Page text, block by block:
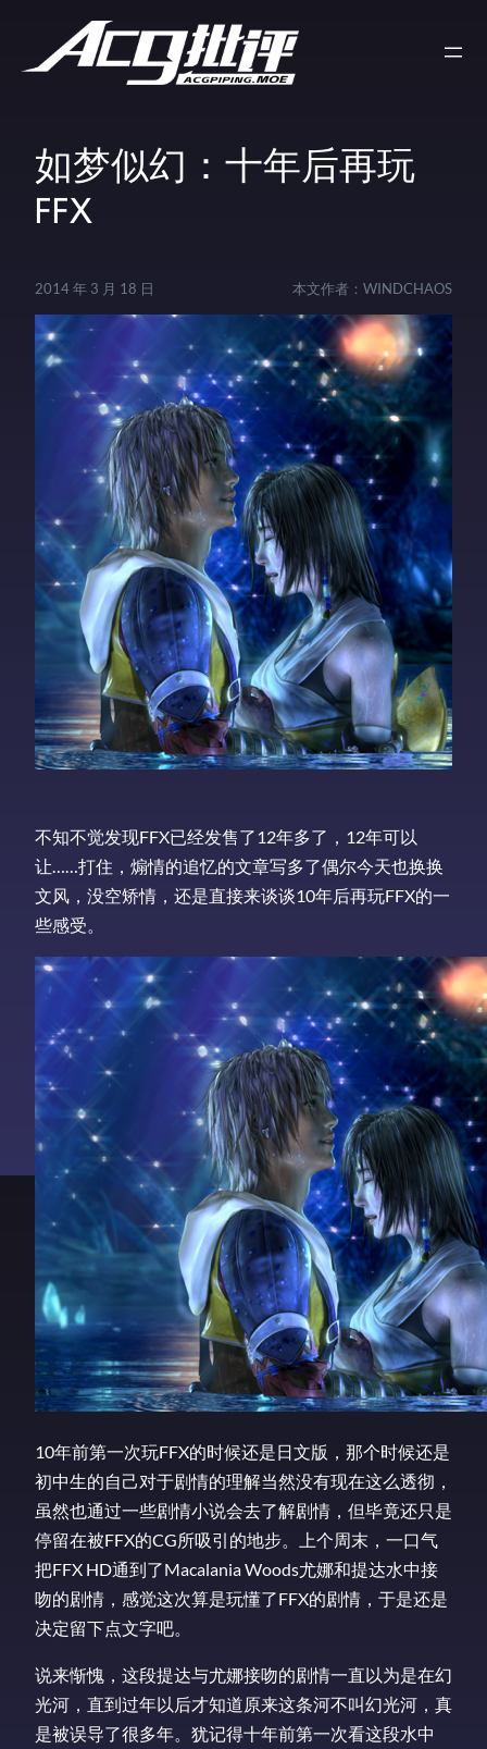
如梦似幻：十年后再玩
FFX
2014 年 3 月 18 日 本文作者： WINDCHAOS
不知不觉发现FFX已经发售了12年多了，12年可以
让……打住，煽情的追忆的文章写多了偶尔今天也换换
文风，没空矫情，还是直接来谈谈10年后再玩FFX的一
些感受。
10年前第一次玩FFX的时候还是日文版，那个时候还是
初中生的自己对于剧情的理解当然没有现在这么透彻，
虽然也通过一些剧情小说会去了解剧情，但毕竟还只是
停留在被FFX的CG所吸引的地步。上个周末，一口气
把FFX HD通到了Macalania Woods尤娜和提达水中接
吻的剧情，感觉这次算是玩懂了FFX的剧情，于是还是
决定留下点文字吧。
说来惭愧，这段提达与尤娜接吻的剧情一直以为是在幻
光河，直到过年以后才知道原来这条河不叫幻光河，真
是被误导了很多年。犹记得十年前第一次看这段水中